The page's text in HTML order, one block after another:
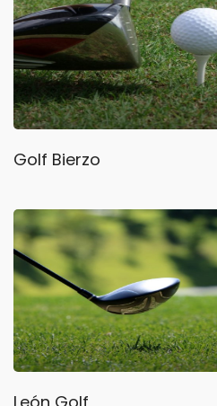
Golf Bierzo